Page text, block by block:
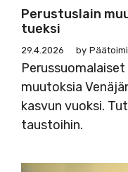
Perustuslain
tueksi
29.4.2026 by
muutoksia
kasvun vuoksi.
taustoihin.